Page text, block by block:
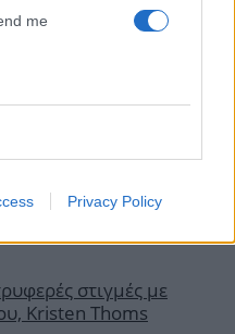
me
Privacy Policy
στιγμές με
Kristen Thoms